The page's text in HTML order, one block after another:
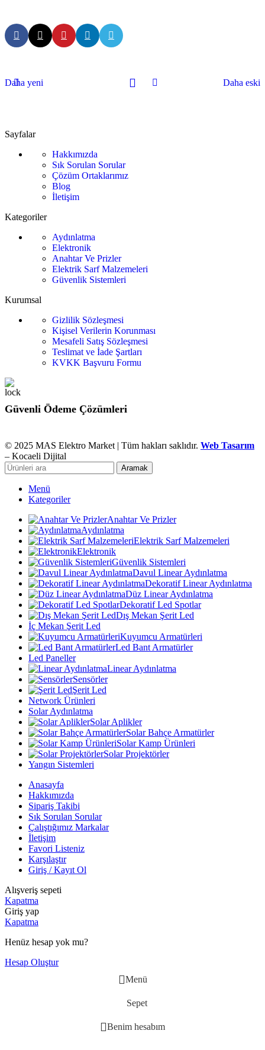
Daha yeni Daha eski
Sayfalar
Hakkımızda
Sık Sorulan Sorular
Çözüm Ortaklarımız
Blog
İletişim
Kategoriler
Aydınlatma
Elektronik
Anahtar Ve Prizler
Elektrik Sarf Malzemeleri
Güvenlik Sistemleri
Kurumsal
Gizlilik Sözleşmesi
Kişisel Verilerin Korunması
Mesafeli Satış Sözleşmesi
Teslimat ve İade Şartları
KVKK Başvuru Formu
Güvenli Ödeme Çözümleri
© 2025 MAS Elektro Market | Tüm hakları saklıdır. Web Tasarım
– Kocaeli Dijital
Aramak
Menü
Kategoriler
Anahtar Ve Prizler
Aydınlatma
Elektrik Sarf Malzemeleri
Elektronik
Güvenlik Sistemleri
Davul Linear Aydınlatma
Dekoratif Linear Aydınlatma
Düz Linear Aydınlatma
Dekoratif Led Spotlar
Dış Mekan Şerit Led
İç Mekan Şerit Led
Kuyumcu Armatürleri
Led Bant Armatürler
Led Paneller
Linear Aydınlatma
Sensörler
Şerit Led
Network Ürünleri
Solar Aydınlatma
Solar Aplikler
Solar Bahçe Armatürler
Solar Kamp Ürünleri
Solar Projektörler
Yangın Sistemleri
Anasayfa
Hakkımızda
Sipariş Takibi
Sık Sorulan Sorular
Çalıştığımız Markalar
İletişim
Favori Listeniz
Karşılaştır
Giriş / Kayıt Ol
Alışveriş sepeti
Kapatma
Giriş yap
Kapatma
Henüz hesap yok mu?
Hesap Oluştur
Menü
Sepet
Benim hesabım